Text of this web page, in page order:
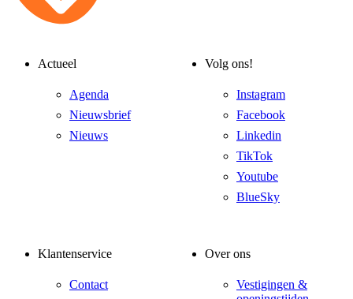
Actueel
Agenda
Nieuwsbrief
Nieuws
Volg ons!
Instagram
Facebook
Linkedin
TikTok
Youtube
BlueSky
Klantenservice
Contact
Over ons
Vestigingen &